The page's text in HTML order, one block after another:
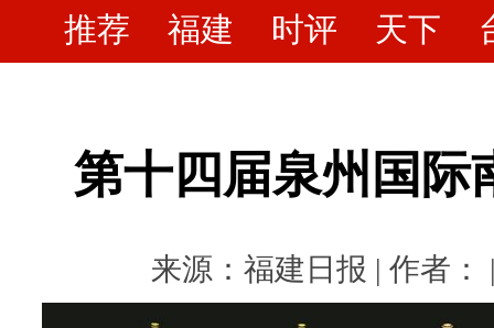
推荐 福建 时评 天下
第十四届泉州国际
来源：福建日报 | 作者：